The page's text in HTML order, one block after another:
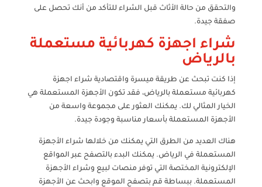
والتحقق من حالة الأثاث قبل الشراء للتأكد من أنك تحصل على
صفقة جيدة.
شراء اجهزة كهربائية مستعملة
بالرياض
إذا كنت تبحث عن طريقة ميسرة واقتصادية شراء اجهزة
كهربائية مستعملة بالرياض، فقد تكون الأجهزة المستعملة هي
الخيار المثالي لك. يمكنك العثور على مجموعة واسعة من
الأجهزة المستعملة بأسعار مناسبة وجودة جيدة.
هناك العديد من الطرق التي يمكنك من خلالها شراء الأجهزة
المستعملة في الرياض. يمكنك البدء بالتصفح عبر المواقع
الإلكترونية المختصة التي توفر منصات لبيع وشراء الأجهزة
المستعملة. ببساطة قم بتصفح الموقع وابحث عن الأجهزة